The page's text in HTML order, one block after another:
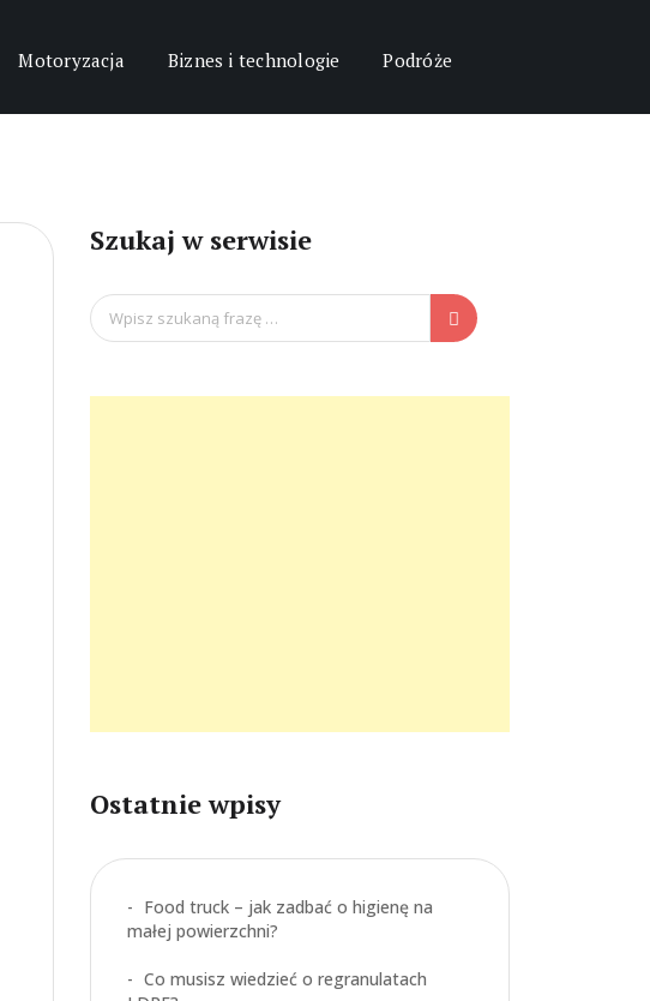
Motoryzacja Biznes i technologie Podróże
Szukaj w serwisie
Search
for:
Ostatnie wpisy
Food truck – jak zadbać o higienę na
małej powierzchni?
Co musisz wiedzieć o regranulatach